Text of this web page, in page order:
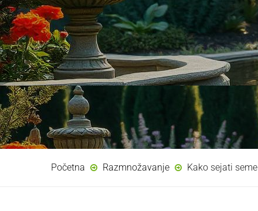
Početna Razmnožavanje Kako sejati seme